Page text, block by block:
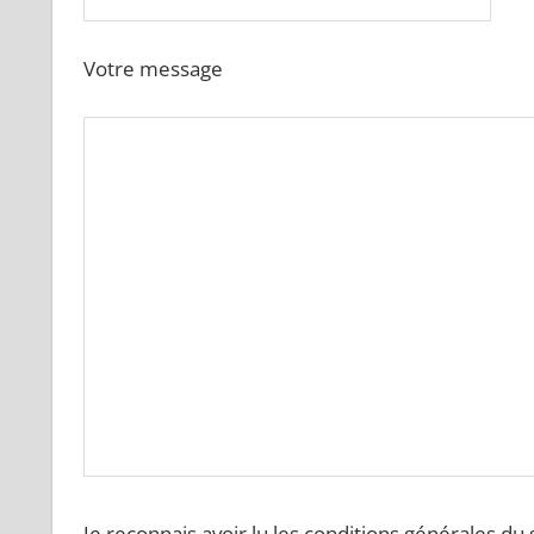
Votre message